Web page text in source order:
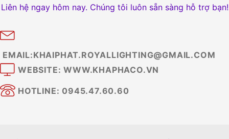
Liên hệ ngay hôm nay. Chúng tôi luôn sẵn sàng hỗ trợ bạn!
EMAIL:KHAIPHAT.ROYALLIGHTING@GMAIL.COM
WEBSITE: WWW.KHAPHACO.VN
HOTLINE: 0945.47.60.60